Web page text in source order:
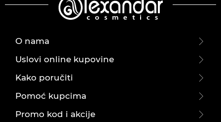
O nama
Uslovi online kupovine
Kako poručiti
Pomoć kupcima
Promo kod i akcije